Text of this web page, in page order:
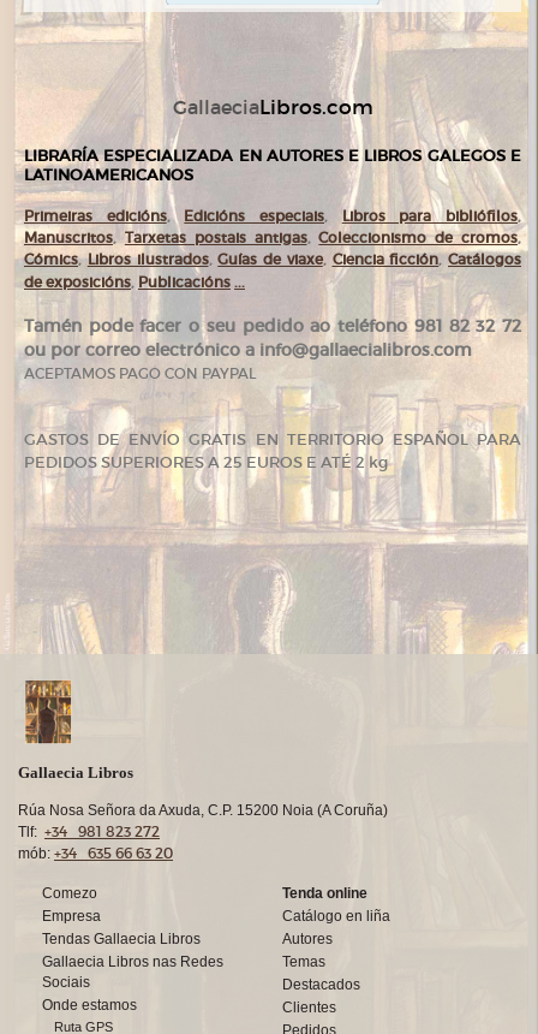
GallaeciaLibros.com
LIBRARÍA ESPECIALIZADA EN AUTORES E LIBROS GALEGOS E
LATINOAMERICANOS
Primeiras edicións, Edicións especiais, Libros para bibliófilos,
Manuscritos, Tarxetas postais antigas,Coleccionismo de cromos,
Cómics,Libros ilustrados,Guías de viaxe, Ciencia ficción, Catálogos
de exposicións, Publicacións ...
Tamén pode facer o seu pedido ao teléfono 981 82 32 72
ou por correo electrónico a info@gallaecialibros.com
ACEPTAMOS PAGO CON PAYPAL
GASTOS DE ENVÍO GRATIS EN TERRITORIO ESPAÑOL PARA
PEDIDOS SUPERIORES A 25 EUROS E ATÉ 2 kg
Gallaecia Libros
Rúa Nosa Señora da Axuda, C.P. 15200 Noia (A Coruña)
Tlf: +34 981 823 272
mób: +34 635 66 63 20
Comezo
Empresa
Tendas Gallaecia Libros
Gallaecia Libros nas Redes
Sociais
Onde estamos
Ruta GPS
Tenda online
Catálogo en liña
Autores
Temas
Destacados
Clientes
Pedidos